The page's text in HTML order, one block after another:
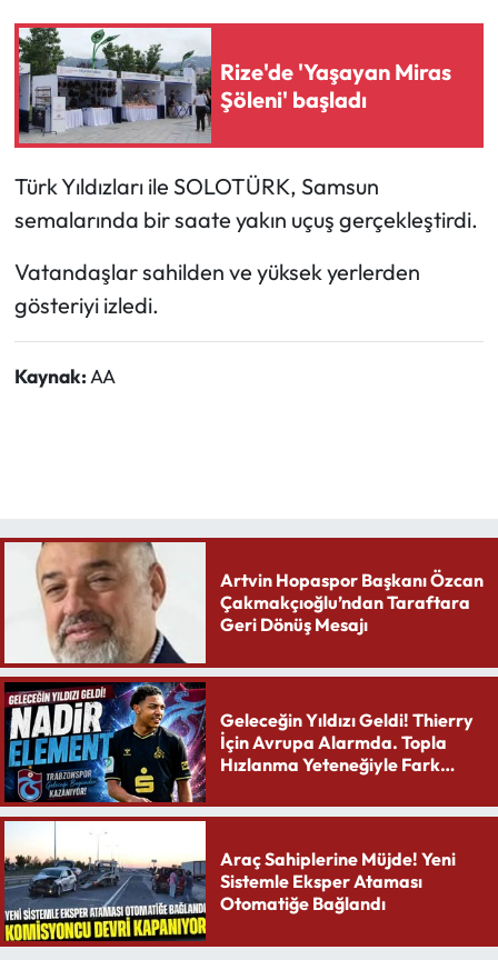
Rize'de 'Yaşayan Miras
Şöleni' başladı
Türk Yıldızları ile SOLOTÜRK, Samsun
semalarında bir saate yakın uçuş gerçekleştirdi.
Vatandaşlar sahilden ve yüksek yerlerden
gösteriyi izledi.
Kaynak:AA
Artvin Hopaspor Başkanı Özcan
Çakmakçıoğlu’ndan Taraftara
Geri Dönüş Mesajı
Geleceğin Yıldızı Geldi! Thierry
İçin Avrupa Alarmda. Topla
Hızlanma Yeteneğiyle Fark
Araç Sahiplerine Müjde! Yeni
Sistemle Eksper Ataması
Otomatiğe Bağlandı
Sağlık
Turizm
Teknoloji